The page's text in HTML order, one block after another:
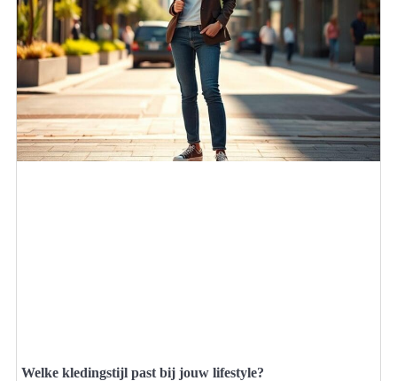
Welke kledingstijl past bij jouw lifestyle?